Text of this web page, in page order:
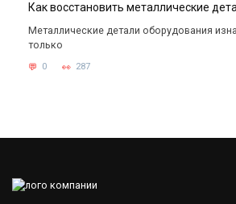
Как восстановить металлические
Металлические детали оборудования
только
0 287